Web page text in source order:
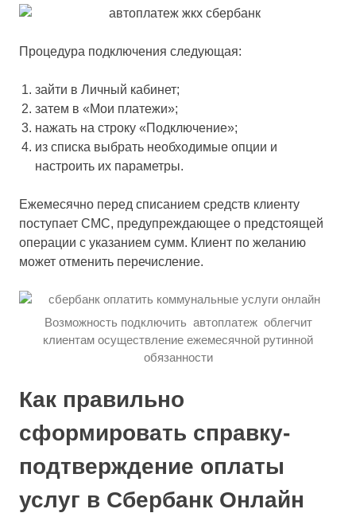
Процедура подключения следующая:
зайти в Личный кабинет;
затем в «Мои платежи»;
нажать на строку «Подключение»;
из списка выбрать необходимые опции и
настроить их параметры.
Ежемесячно перед списанием средств клиенту
поступает СМС, предупреждающее о предстоящей
операции с указанием сумм. Клиент по желанию
может отменить перечисление.
Возможность подключить автоплатеж облегчит
клиентам осуществление ежемесячной рутинной
обязанности
Как правильно
сформировать справку-
подтверждение оплаты
услуг в Сбербанк Онлайн